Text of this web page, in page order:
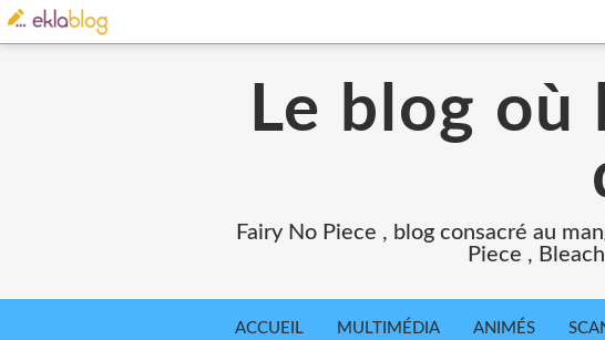
Le blog
Fairy No Piece , blog consacré au
Piece ,
ACCUEIL MULTIMÉDIA ANIMÉS